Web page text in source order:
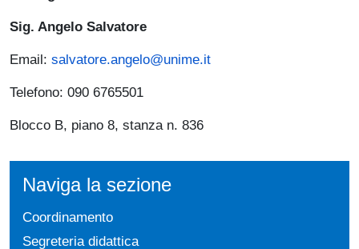
Sig. Angelo Salvatore
Email: salvatore.angelo@unime.it
Telefono: 090 6765501
Blocco B, piano 8, stanza n. 836
Naviga la sezione
Coordinamento
Segreteria didattica